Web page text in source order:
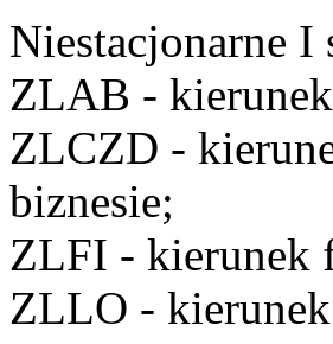
Niestacjonarne I
ZLAB -
ZLCZD -
biznesie;
ZLFI - kierunek
ZLLO -